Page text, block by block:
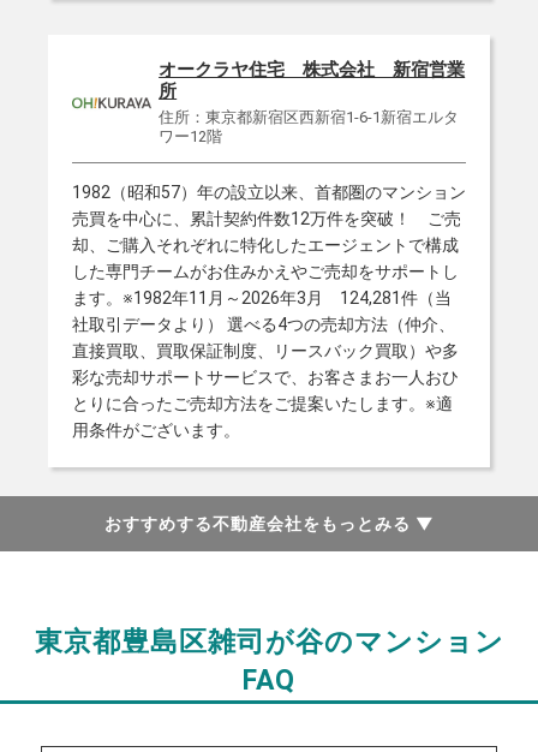
おすすめする不動産会社をもっとみる ▼
オークラヤ住宅 株式会社 新宿営業
所
住所：東京都新宿区西新宿1-6-1新宿エルタ
ワー12階
1982（昭和57）年の設立以来、首都圏のマンション
売買を中心に、累計契約件数12万件を突破！ ご売
却、ご購入それぞれに特化したエージェントで構成
した専門チームがお住みかえやご売却をサポートし
ます。※1982年11月～2026年3月 124,281件（当
社取引データより） 選べる4つの売却方法（仲介、
直接買取、買取保証制度、リースバック買取）や多
彩な売却サポートサービスで、お客さまお一人おひ
とりに合ったご売却方法をご提案いたします。※適
用条件がございます。
東京都豊島区雑司が谷のマンション
FAQ